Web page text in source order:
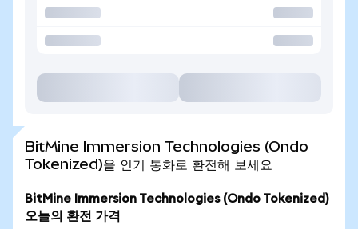
BitMine Immersion Technologies (Ondo
Tokenized)을 인기 통화로 환전해 보세요
BitMine Immersion Technologies (Ondo Tokenized)
오늘의 환전 가격